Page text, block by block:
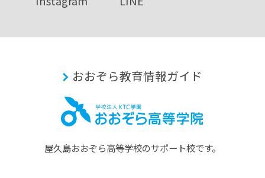
おおぞら教育情報ガイド
屋久島おおぞら⾼等学校のサポート校です。